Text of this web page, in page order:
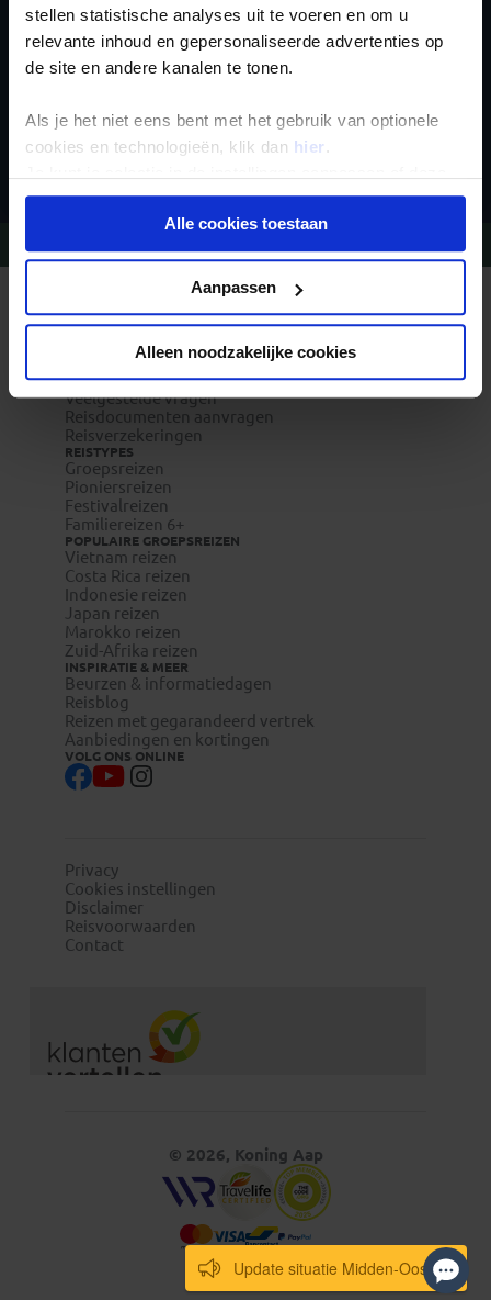
stellen statistische analyses uit te voeren en om u
relevante inhoud en gepersonaliseerde advertenties op
de site en andere kanalen te tonen.
Als je het niet eens bent met het gebruik van optionele
cookies en technologieën, klik dan hier .
onder aan de pagina op elk gewenst moment voor de
toekomst wijzigen.Alle cookies toestaan
Aanpassen
Alleen noodzakelijke cookies
Inschrijven
Waarom Koning Aap?
Bestemmingen
Duurzaam toerisme
Vacatures
Veelgestelde vragen
Reisdocumenten aanvragen
Reisverzekeringen
REISTYPES
Groepsreizen
Pioniersreizen
Festivalreizen
Familiereizen 6+
POPULAIRE GROEPSREIZEN
Vietnam reizen
Costa Rica reizen
Indonesie reizen
Japan reizen
Marokko reizen
Zuid-Afrika reizen
INSPIRATIE & MEER
Beurzen & informatiedagen
Reisblog
Reizen met gegarandeerd vertrek
Aanbiedingen en kortingen
VOLG ONS ONLINE
Privacy
Cookies instellingen
Disclaimer
Reisvoorwaarden
Contact
© 2026, Koning Aap
Update situatie Midden-Oosten